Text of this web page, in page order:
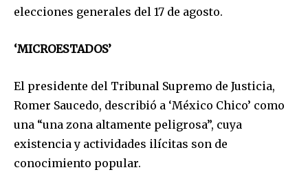
elecciones generales del 17 de agosto.
‘MICROESTADOS’
El presidente del Tribunal Supremo de Justicia,
Romer Saucedo, describió a ‘México Chico’ como
una “una zona altamente peligrosa”, cuya
existencia y actividades ilícitas son de
conocimiento popular.